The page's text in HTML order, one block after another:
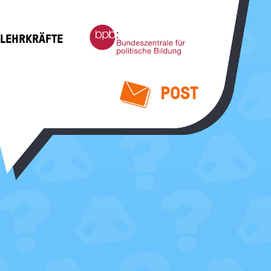
Bundeszentrale
für
politische
POST